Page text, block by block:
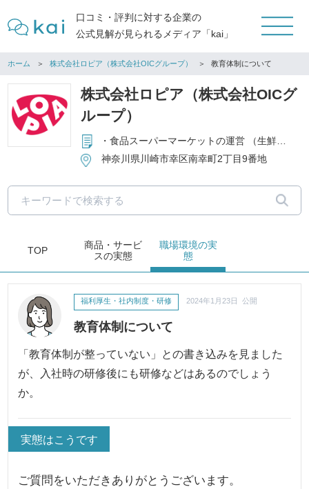
口コミ・評判に対する企業の
公式見解が見られるメディア「kai」
ホーム 株式会社ロピア（株式会社OICグループ） 教育体制について
株式会社ロピア（株式会社OICグ
ループ）
・食品スーパーマーケットの運営 （生鮮食料品・一般食料品・酒類などの販売） ・食肉専門店の運営 ・手造りハム・ソーセージ等の製造販売 ・食品の輸入貿易
神奈川県川崎市幸区南幸町2丁目9番地
TOP
商品・サービ
スの実態
職場環境の実
態
教育体制について
福利厚生・社内制度・研修 2024年1月23日 公開
「教育体制が整っていない」との書き込みを見ました
が、入社時の研修後にも研修などはあるのでしょう
か。
実態はこうです
ご質問をいただきありがとうございます。